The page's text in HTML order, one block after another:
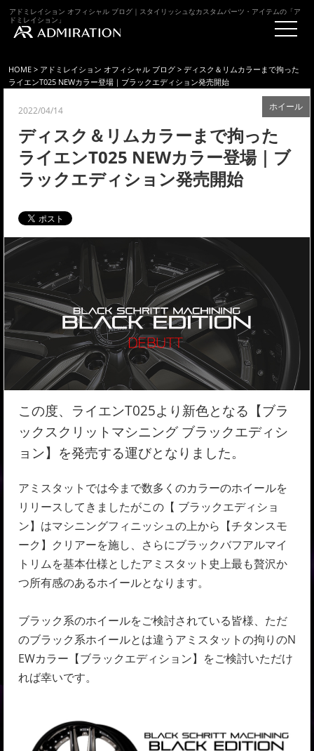
アドミレイション オフィシャル ブログ｜スタイリッシュなカスタムパーツ・アイテムの「ア
ドミレイション」
HOME > アドミレイション オフィシャル ブログ > ディスク＆リムカラーまで拘った
ライエンT025 NEWカラー登場｜ブラックエディション発売開始
ホイール
2022/04/14
ディスク＆リムカラーまで拘った
ライエンT025 NEWカラー登場｜ブ
ラックエディション発売開始
この度、ライエンT025より新色となる【ブラ
ックスクリットマシニング ブラックエディシ
ョン】を発売する運びとなりました。
アミスタットでは今まで数多くのカラーのホイールを
リリースしてきましたがこの【 ブラックエディショ
ン】はマシニングフィニッシュの上から【チタンスモ
ーク】クリアーを施し、さらにブラックバフアルマイ
トリムを基本仕様としたアミスタット史上最も贅沢か
つ所有感のあるホイールとなります。
ブラック系のホイールをご検討されている皆様、ただ
のブラック系ホイールとは違うアミスタットの拘りのN
EWカラー【ブラックエディション】をご検討いただけ
れば幸いです。